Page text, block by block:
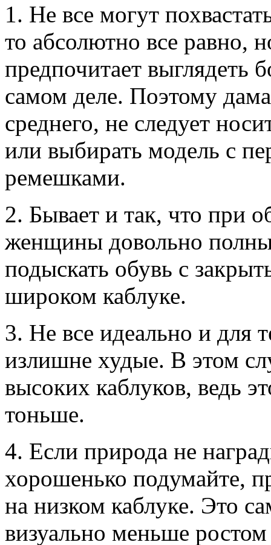
1. Не все могут
то абсолютно все равно,
предпочитает выглядеть
самом деле. Поэтому
среднего, не следует
или выбирать модель с
ремешками.
2. Бывает и так, что при
женщины довольно
подыскать обувь с
широком каблуке.
3. Не все идеально и для
излишне худые. В этом
высоких каблуков, ведь
тоньше.
4. Если природа не
хорошенько подумайте,
на низком каблуке. Это
визуально меньше